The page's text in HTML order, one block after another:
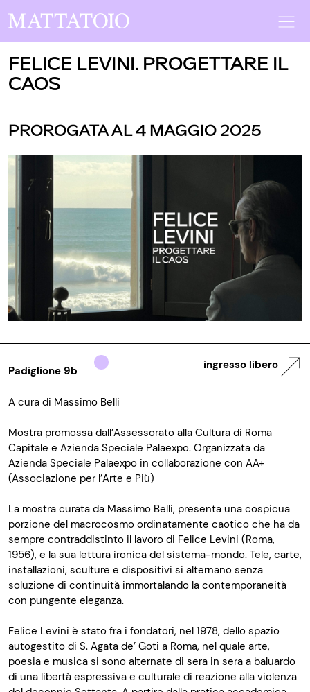
FELICE LEVINI. PROGETTARE IL
CAOS
PROROGATA AL 4 MAGGIO 2025
Padiglione 9b ingresso libero
A cura di Massimo Belli
Mostra promossa dall’Assessorato alla Cultura di Roma
Capitale e Azienda Speciale Palaexpo. Organizzata da
Azienda Speciale Palaexpo in collaborazione con AA+
(Associazione per l’Arte e Più)
La mostra curata da Massimo Belli, presenta una cospicua
porzione del macrocosmo ordinatamente caotico che ha da
sempre contraddistinto il lavoro di Felice Levini (Roma,
1956), e la sua lettura ironica del sistema-mondo. Tele, carte,
installazioni, sculture e dispositivi si alternano senza
soluzione di continuità immortalando la contemporaneità
con pungente eleganza.
Felice Levini è stato fra i fondatori, nel 1978, dello spazio
autogestito di S. Agata de’ Goti a Roma, nel quale arte,
poesia e musica si sono alternate di sera in sera a baluardo
di una libertà espressiva e culturale di reazione alla violenza